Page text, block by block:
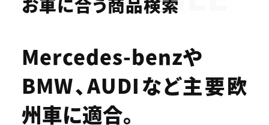
Mercedes-benzや
BMW、AUDIなど主要欧
州車に適合。